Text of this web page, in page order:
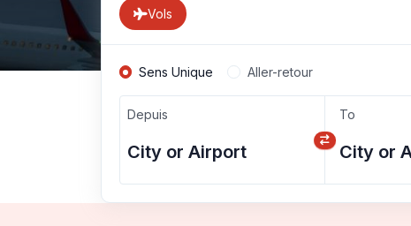
Vols
Sens Unique Aller-retour
Depuis To